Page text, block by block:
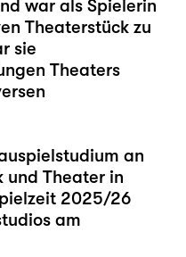
war als Spielerin
Theaterstück zu
sie
Theaters
an
und Theater in
2025/26
am